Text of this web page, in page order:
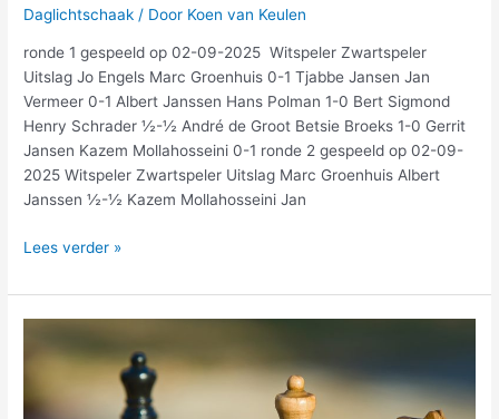
Daglichtschaak / Door Koen van Keulen
ronde 1 gespeeld op 02-09-2025 Witspeler Zwartspeler
Uitslag Jo Engels Marc Groenhuis 0-1 Tjabbe Jansen Jan
Vermeer 0-1 Albert Janssen Hans Polman 1-0 Bert Sigmond
Henry Schrader ½-½ André de Groot Betsie Broeks 1-0 Gerrit
Jansen Kazem Mollahosseini 0-1 ronde 2 gespeeld op 02-09-
2025 Witspeler Zwartspeler Uitslag Marc Groenhuis Albert
Janssen ½-½ Kazem Mollahosseini Jan
Lees verder »
eindstand